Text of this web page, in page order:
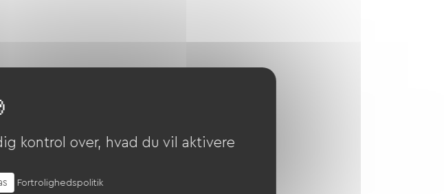
kontrol over, hvad du vil aktivere
Fortrolighedspolitik